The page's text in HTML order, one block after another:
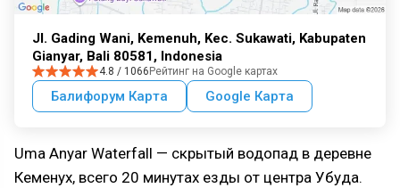
Jl. Gading Wani, Kemenuh, Kec. Sukawati, Kabupaten
Gianyar, Bali 80581, Indonesia
4.8 / 1066 Рейтинг на Google картах
Балифорум Карта Google Карта
Uma Anyar Waterfall — скрытый водопад в деревне
Кеменух, всего 20 минутах езды от центра Убуда.